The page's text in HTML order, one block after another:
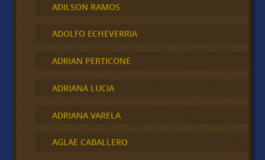
ADILSON RAMOS
ADOLFO ECHEVERRIA
ADRIAN PERTICONE
ADRIANA LUCIA
ADRIANA VARELA
AGLAE CABALLERO